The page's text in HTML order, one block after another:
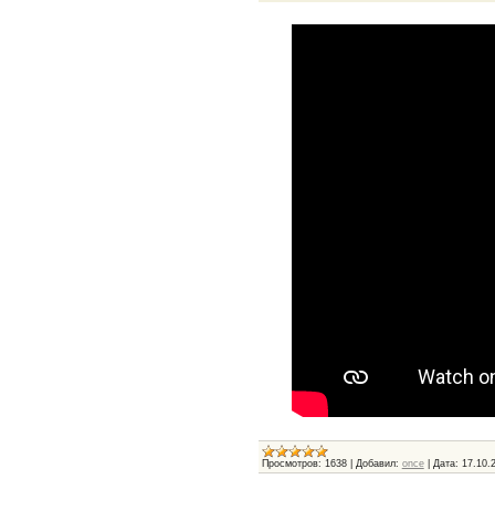
Просмотров: 1638 Добавил: once Дата: